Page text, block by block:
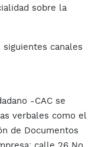
sobre la
canales
-CAC se
verbales como el
de Documentos